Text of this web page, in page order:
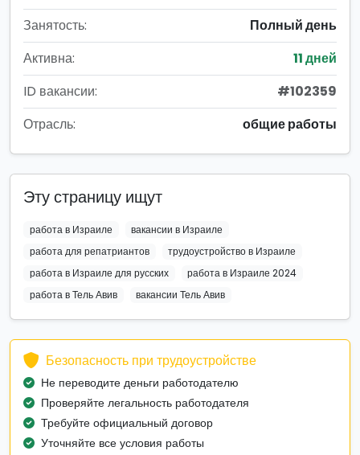
Занятость:
Полный день
Активна:
11 дней
ID вакансии:
#102359
Отрасль:
общие работы
Эту страницу ищут
работа в Израиле
вакансии в Израиле
работа для репатриантов
трудоустройство в Израиле
работа в Израиле для русских
работа в Израиле 2024
работа в Тель Авив
вакансии Тель Авив
Безопасность при трудоустройстве
Не переводите деньги работодателю
Проверяйте легальность работодателя
Требуйте официальный договор
Уточняйте все условия работы